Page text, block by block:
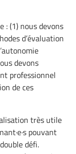
: (1) nous devons
d’évaluation
devons
professionnel
de ces
très utile
pouvant
défi.